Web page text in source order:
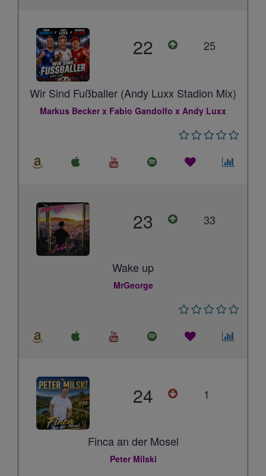
22 25
Wir Sind Fußballer (Andy Luxx Stadion Mix)
Markus Becker x Fabio Gandolfo x Andy Luxx
23 33
Wake up
MrGeorge
24 1
Finca an der Mosel
Peter Milski